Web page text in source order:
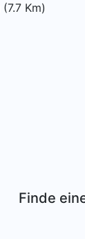
(7.7 Km)
Finde